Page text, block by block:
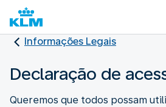
Informações Legais
Declaração de
Queremos que todos possam